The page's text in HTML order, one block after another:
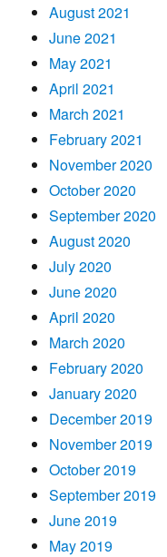
August 2021
June 2021
May 2021
April 2021
March 2021
February 2021
November 2020
October 2020
September 2020
August 2020
July 2020
June 2020
April 2020
March 2020
February 2020
January 2020
December 2019
November 2019
October 2019
September 2019
June 2019
May 2019